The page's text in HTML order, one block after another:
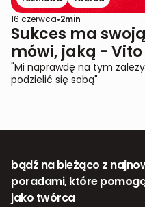
16 czerwca•2min
Sukces ma
mówi, jaką -
"Mi naprawdę na tym
podzielić się sobą"
bądź na bieżąco z
poradami, które
jako twórca